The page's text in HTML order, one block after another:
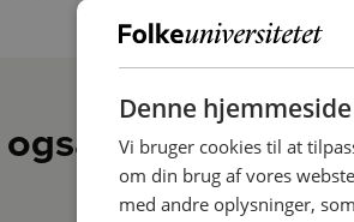
Denne
Vi bruger cookies til at
om din brug af vores
med andre oplysninger,